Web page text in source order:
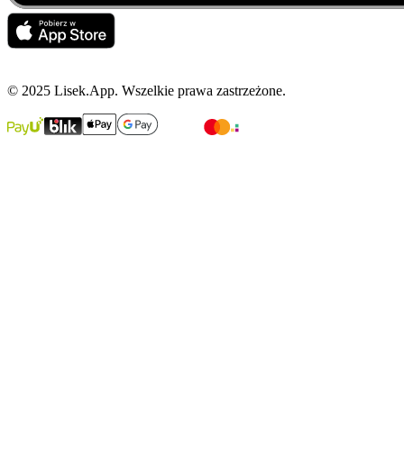
© 2025 Lisek.App. Wszelkie prawa zastrzeżone.